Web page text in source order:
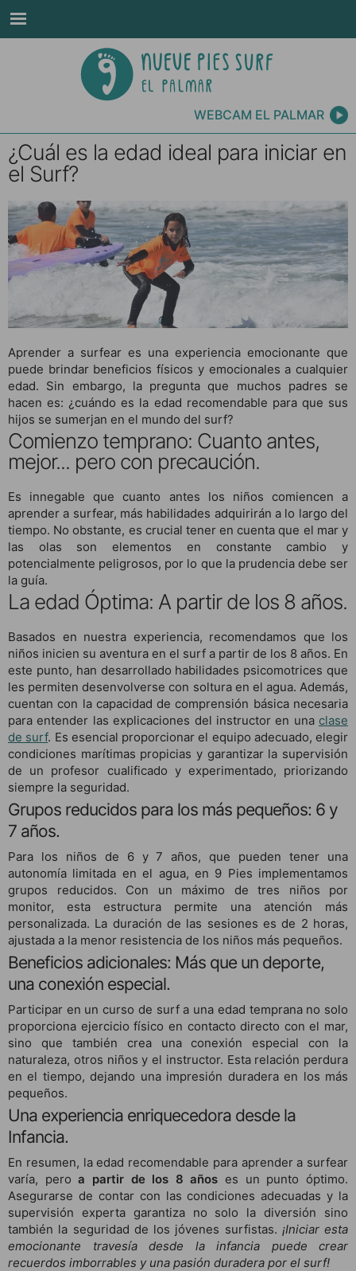
WEBCAM EL PALMAR
¿Cuál es la edad ideal para iniciar en
el Surf?
Aprender a surfear es una experiencia emocionante que
puede brindar beneficios físicos y emocionales a cualquier
edad. Sin embargo, la pregunta que muchos padres se
hacen es: ¿cuándo es la edad recomendable para que sus
hijos se sumerjan en el mundo del surf?
Comienzo temprano: Cuanto antes,
mejor... pero con precaución.
Es innegable que cuanto antes los niños comiencen a
aprender a surfear, más habilidades adquirirán a lo largo del
tiempo. No obstante, es crucial tener en cuenta que el mar y
las olas son elementos en constante cambio y
potencialmente peligrosos, por lo que la prudencia debe ser
la guía.
La edad Óptima: A partir de los 8 años.
Basados en nuestra experiencia, recomendamos que los
niños inicien su aventura en el surf a partir de los 8 años. En
este punto, han desarrollado habilidades psicomotrices que
les permiten desenvolverse con soltura en el agua. Además,
cuentan con la capacidad de comprensión básica necesaria
para entender las explicaciones del instructor en una clase
de surf. Es esencial proporcionar el equipo adecuado, elegir
condiciones marítimas propicias y garantizar la supervisión
de un profesor cualificado y experimentado, priorizando
siempre la seguridad.
Grupos reducidos para los más pequeños: 6 y
7 años.
Para los niños de 6 y 7 años, que pueden tener una
autonomía limitada en el agua, en 9 Pies implementamos
grupos reducidos. Con un máximo de tres niños por
monitor, esta estructura permite una atención más
personalizada. La duración de las sesiones es de 2 horas,
ajustada a la menor resistencia de los niños más pequeños.
Beneficios adicionales: Más que un deporte,
una conexión especial.
Participar en un curso de surf a una edad temprana no solo
proporciona ejercicio físico en contacto directo con el mar,
sino que también crea una conexión especial con la
naturaleza, otros niños y el instructor. Esta relación perdura
en el tiempo, dejando una impresión duradera en los más
pequeños.
Una experiencia enriquecedora desde la
Infancia.
En resumen, la edad recomendable para aprender a surfear
varía, peroa partir de los 8 años es un punto óptimo.
Asegurarse de contar con las condiciones adecuadas y la
supervisión experta garantiza no solo la diversión sino
también la seguridad de los jóvenes surfistas. ¡Iniciar esta
emocionante travesía desde la infancia puede crear
recuerdos imborrables y una pasión duradera por el surf!